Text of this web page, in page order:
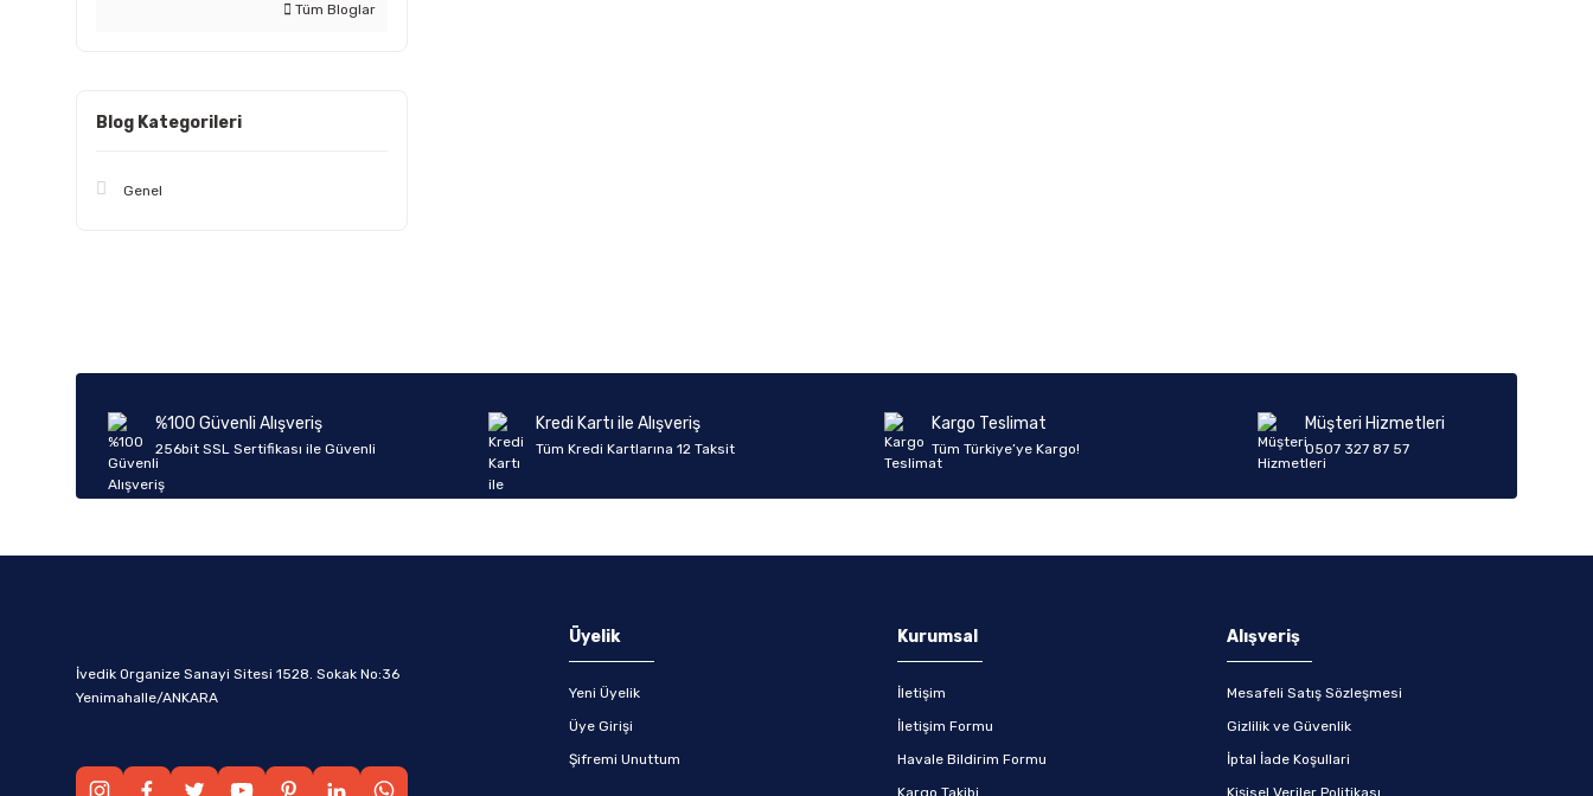
Tüm Bloglar
Blog Kategorileri
Genel
%100 Güvenli Alışveriş
256bit SSL Sertifikası ile Güvenli
Kredi Kartı ile Alışveriş
Tüm Kredi Kartlarına 12 Taksit
Kargo Teslimat
Tüm Türkiye’ye Kargo!
Müşteri Hizmetleri
0507 327 87 57
İvedik Organize Sanayi Sitesi 1528. Sokak No:36
Yenimahalle/ANKARA
Üyelik
Yeni Üyelik
Üye Girişi
Şifremi Unuttum
Kurumsal
İletişim
İletişim Formu
Havale Bildirim Formu
Kargo Takibi
Alışveriş
Mesafeli Satış Sözleşmesi
Gizlilik ve Güvenlik
İptal İade Koşullari
Kişisel Veriler Politikası